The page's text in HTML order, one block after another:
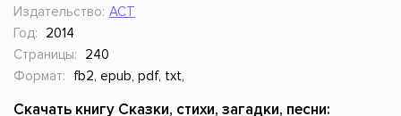
Издательство: АСТ
Год:
2014
Страницы:
240
Формат:
fb2, epub, pdf, txt,
Скачать книгу Сказки, стихи, загадки, песни: